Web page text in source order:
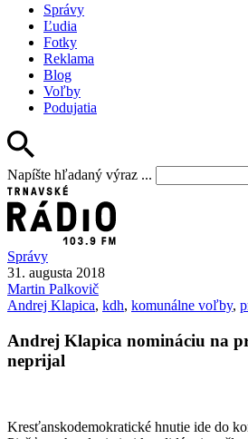
Správy
Ľudia
Fotky
Reklama
Blog
Voľby
Podujatia
Napíšte hľadaný výraz ...
Správy
31. augusta 2018
Martin Palkovič
Andrej Klapica, kdh, komunálne voľby,
Andrej Klapica nomináciu na
neprijal
Kresťanskodemokratické hnutie ide do